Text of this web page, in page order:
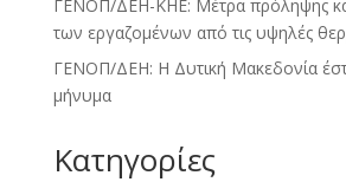
ΓΕΝΟΠ/ΔΕΗ-ΚΗΕ: Μέτρα πρόληψης
των εργαζομένων από τις υψηλές
ΓΕΝΟΠ/ΔΕΗ: Η Δυτική Μακεδονία
μήνυμα
Kατηγορίες